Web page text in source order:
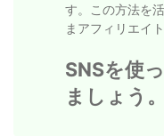
す。この方法を
まアフィリエイ
SNSを使
ましょう。